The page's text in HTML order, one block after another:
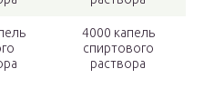
4000 капель
спиртового
раствора